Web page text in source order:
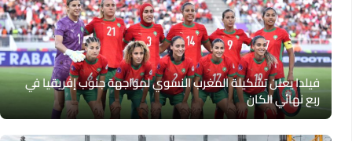
فيلدا يعلن تشكيلة المغرب النسوي لمواجهة جنوب إفريقيا في
ربع نهائي الكان